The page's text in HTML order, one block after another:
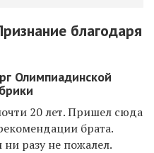
благодаря
Олимпиадинской
20 лет. Пришел сюда
брата.
разу не пожалел.